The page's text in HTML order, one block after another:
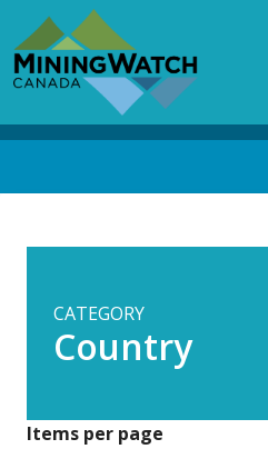
main
content
CATEGORY
Country
Items per page